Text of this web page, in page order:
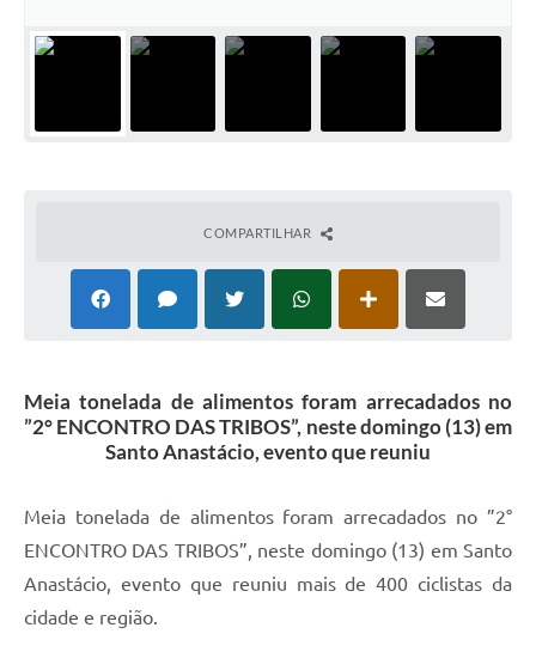
COMPARTILHAR
Meia tonelada de alimentos foram arrecadados no
”2° ENCONTRO DAS TRIBOS”, neste domingo (13) em
Santo Anastácio, evento que reuniu
Meia tonelada de alimentos foram arrecadados no ”2°
ENCONTRO DAS TRIBOS”, neste domingo (13) em Santo
Anastácio, evento que reuniu mais de 400 ciclistas da
cidade e região.